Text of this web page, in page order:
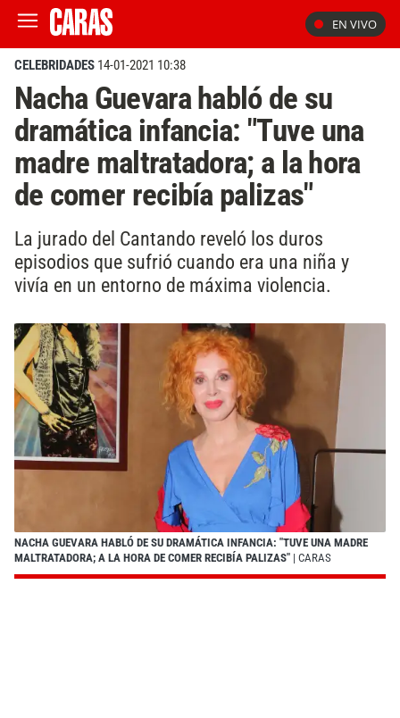
EN VIVO
CELEBRIDADES 14-01-2021 10:38
Nacha Guevara habló de su
dramática infancia: "Tuve una
madre maltratadora; a la hora
de comer recibía palizas"
La jurado del Cantando reveló los duros
episodios que sufrió cuando era una niña y
vivía en un entorno de máxima violencia.
NACHA GUEVARA HABLÓ DE SU DRAMÁTICA INFANCIA: "TUVE UNA MADRE
MALTRATADORA; A LA HORA DE COMER RECIBÍA PALIZAS" | CARAS